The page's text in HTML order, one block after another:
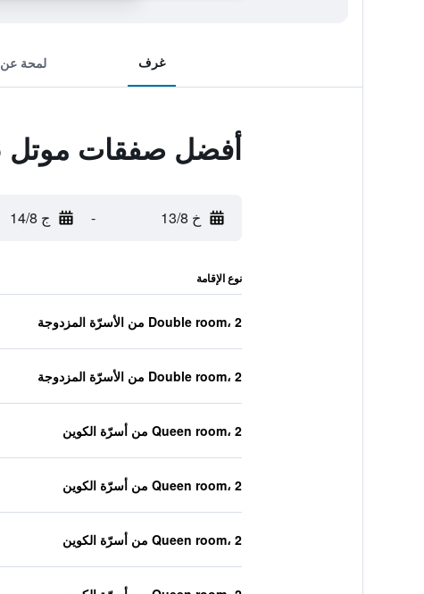
غرف لمحة عن
أفضل صفقات موتل 6 أرلينجتن، تكس - إنترتينمينت دستريكت
خ 13/8 - ج 14/8
نوع الإقامة
Double room، 2 من الأسرّة المزدوجة
Double room، 2 من الأسرّة المزدوجة
Queen room، 2 من أسرّة الكوين
Queen room، 2 من أسرّة الكوين
Queen room، 2 من أسرّة الكوين